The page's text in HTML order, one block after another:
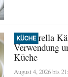
KÜCHE
Mozzarella
Verwendung
Küche
August 4, 2026 bis